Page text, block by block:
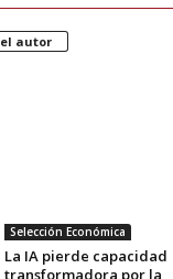
autor
Selección Económica
La IA pierde capacidad
transformadora por la